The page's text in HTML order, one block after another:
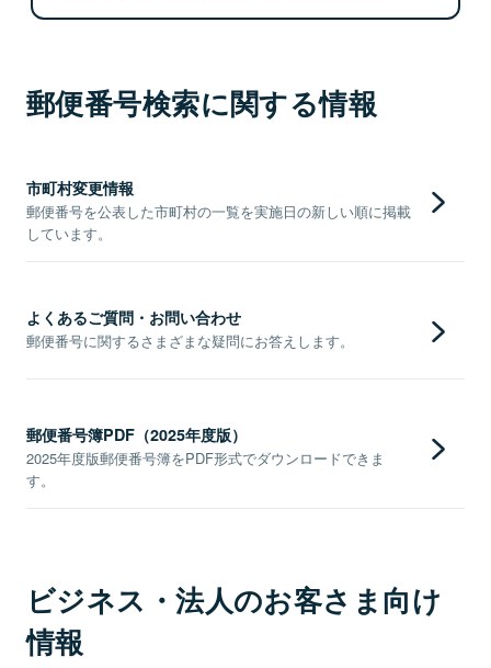
郵便番号検索に関する情報
市町村変更情報
郵便番号を公表した市町村の一覧を実施日の新しい順に掲載
しています。
よくあるご質問・お問い合わせ
郵便番号に関するさまざまな疑問にお答えします。
郵便番号簿PDF（2025年度版）
2025年度版郵便番号簿をPDF形式でダウンロードできま
す。
ビジネス・法人のお客さま向け
情報